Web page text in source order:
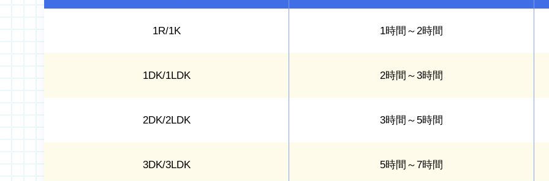
1R/1K 1時間～2時間
1DK/1LDK 2時間～3時間
2DK/2LDK 3時間～5時間
3DK/3LDK 5時間～7時間